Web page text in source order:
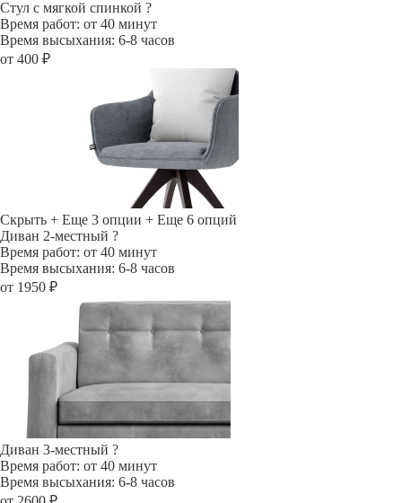
Стул с мягкой спинкой ?
Время работ: от 40 минут
Время высыхания: 6-8 часов
от 400 ₽
Скрыть + Еще 3 опции + Еще 6 опций
Диван 2-местный ?
Время работ: от 40 минут
Время высыхания: 6-8 часов
от 1950 ₽
Диван 3-местный ?
Время работ: от 40 минут
Время высыхания: 6-8 часов